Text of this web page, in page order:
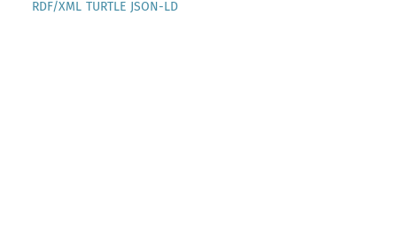
RDF/XML TURTLE JSON-LD